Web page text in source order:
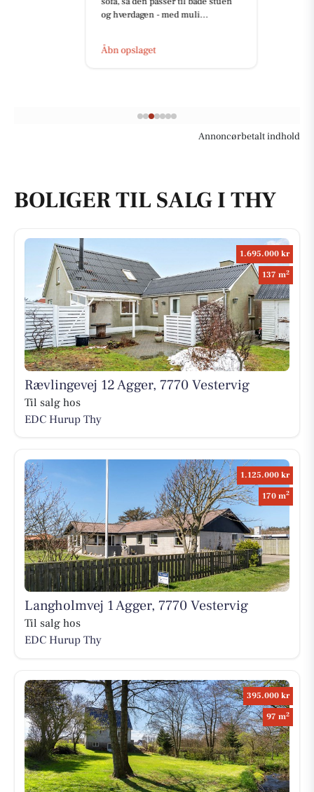
og hverdagen - med muli...
Åbn opslaget
Annoncørbetalt indhold
BOLIGER TIL SALG I THY
1.695.000 kr
137 m2
Rævlingevej 12 Agger, 7770 Vestervig
Til salg hos
EDC Hurup Thy
1.125.000 kr
170 m2
Langholmvej 1 Agger, 7770 Vestervig
Til salg hos
EDC Hurup Thy
395.000 kr
97 m2